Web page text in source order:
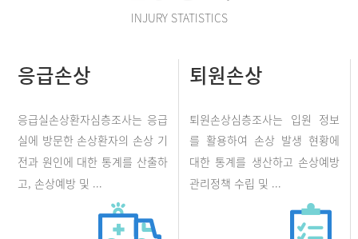
INJURY STATISTICS
응급손상
응급실손상환자심층조사는 응급
실에 방문한 손상환자의 손상 기
전과 원인에 대한 통계를 산출하
고, 손상예방 및 ...
퇴원손상
퇴원손상심층조사는 입원 정보
를 활용하여 손상 발생 현황에
대한 통계를 생산하고 손상예방
관리정책 수립 및 ...